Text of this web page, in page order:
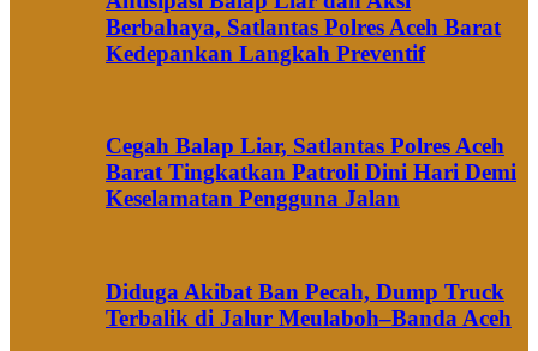
Berbahaya, Satlantas Polres Aceh Barat
Kedepankan Langkah Preventif
Cegah Balap Liar, Satlantas Polres Aceh
Barat Tingkatkan Patroli Dini Hari Demi
Keselamatan Pengguna Jalan
Diduga Akibat Ban Pecah, Dump Truck
Terbalik di Jalur Meulaboh–Banda Aceh